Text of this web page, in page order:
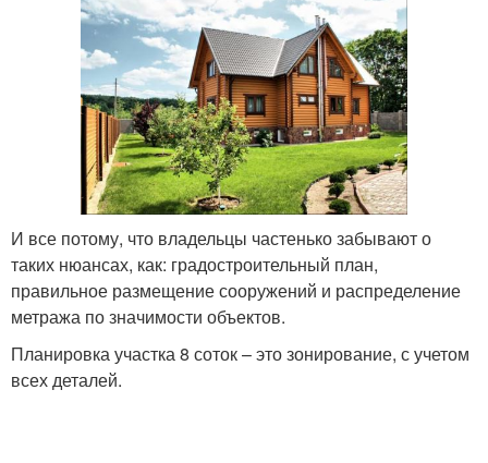
И все потому, что владельцы частенько забывают о
таких нюансах, как: градостроительный план,
правильное размещение сооружений и распределение
метража по значимости объектов.
Планировка участка 8 соток – это зонирование, с учетом
всех деталей.